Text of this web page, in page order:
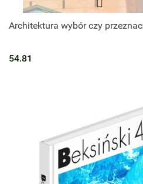
Architektura wybór czy
54.81